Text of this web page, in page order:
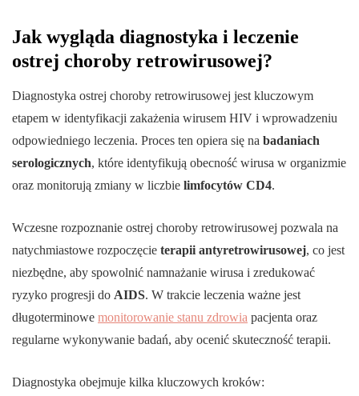
Jak wygląda diagnostyka i leczenie
ostrej choroby retrowirusowej?
Diagnostyka ostrej choroby retrowirusowej jest kluczowym
etapem w identyfikacji zakażenia wirusem HIV i wprowadzeniu
odpowiedniego leczenia. Proces ten opiera się na badaniach
serologicznych, które identyfikują obecność wirusa w organizmie
oraz monitorują zmiany w liczbie limfocytów CD4.
Wczesne rozpoznanie ostrej choroby retrowirusowej pozwala na
natychmiastowe rozpoczęcie terapii antyretrowirusowej, co jest
niezbędne, aby spowolnić namnażanie wirusa i zredukować
ryzyko progresji do AIDS. W trakcie leczenia ważne jest
długoterminowe monitorowanie stanu zdrowia pacjenta oraz
regularne wykonywanie badań, aby ocenić skuteczność terapii.
Diagnostyka obejmuje kilka kluczowych kroków: